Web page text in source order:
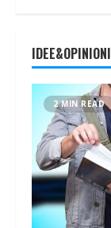
IDEE&OPINIONI
2 MIN READ